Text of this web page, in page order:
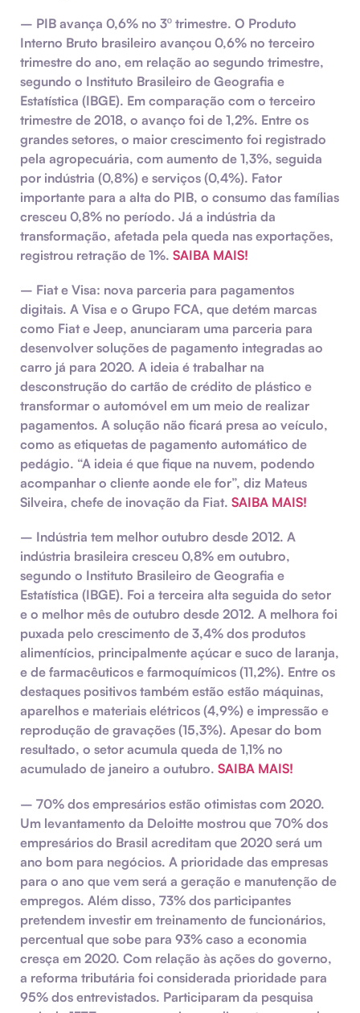
– PIB avança 0,6% no 3º trimestre. O Produto
Interno Bruto brasileiro avançou 0,6% no terceiro
trimestre do ano, em relação ao segundo trimestre,
segundo o Instituto Brasileiro de Geografia e
Estatística (IBGE). Em comparação com o terceiro
trimestre de 2018, o avanço foi de 1,2%. Entre os
grandes setores, o maior crescimento foi registrado
pela agropecuária, com aumento de 1,3%, seguida
por indústria (0,8%) e serviços (0,4%). Fator
importante para a alta do PIB, o consumo das famílias
cresceu 0,8% no período. Já a indústria da
transformação, afetada pela queda nas exportações,
registrou retração de 1%. SAIBA MAIS!
– Fiat e Visa: nova parceria para pagamentos
digitais. A Visa e o Grupo FCA, que detém marcas
como Fiat e Jeep, anunciaram uma parceria para
desenvolver soluções de pagamento integradas ao
carro já para 2020. A ideia é trabalhar na
desconstrução do cartão de crédito de plástico e
transformar o automóvel em um meio de realizar
pagamentos. A solução não ficará presa ao veículo,
como as etiquetas de pagamento automático de
pedágio. “A ideia é que fique na nuvem, podendo
acompanhar o cliente aonde ele for”, diz Mateus
Silveira, chefe de inovação da Fiat. SAIBA MAIS!
– Indústria tem melhor outubro desde 2012. A
indústria brasileira cresceu 0,8% em outubro,
segundo o Instituto Brasileiro de Geografia e
Estatística (IBGE). Foi a terceira alta seguida do setor
e o melhor mês de outubro desde 2012. A melhora foi
puxada pelo crescimento de 3,4% dos produtos
alimentícios, principalmente açúcar e suco de laranja,
e de farmacêuticos e farmoquímicos (11,2%). Entre os
destaques positivos também estão estão máquinas,
aparelhos e materiais elétricos (4,9%) e impressão e
reprodução de gravações (15,3%). Apesar do bom
resultado, o setor acumula queda de 1,1% no
acumulado de janeiro a outubro. SAIBA MAIS!
– 70% dos empresários estão otimistas com 2020.
Um levantamento da Deloitte mostrou que 70% dos
empresários do Brasil acreditam que 2020 será um
ano bom para negócios. A prioridade das empresas
para o ano que vem será a geração e manutenção de
empregos. Além disso, 73% dos participantes
pretendem investir em treinamento de funcionários,
percentual que sobe para 93% caso a economia
cresça em 2020. Com relação às ações do governo,
a reforma tributária foi considerada prioridade para
95% dos entrevistados. Participaram da pesquisa